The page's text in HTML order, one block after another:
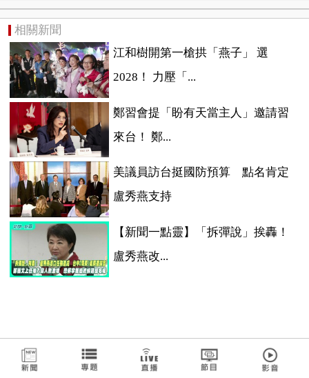
相關新聞
江和樹開第一槍拱「燕子」 選
2028！ 力壓「...
鄭習會提「盼有天當主人」邀請習
來台！ 鄭...
美議員訪台挺國防預算 點名肯定
盧秀燕支持
【新聞一點靈】「拆彈說」挨轟！
盧秀燕改...